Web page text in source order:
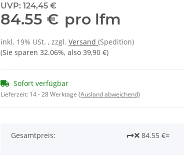
UVP: 124,45 €
84.55 € pro lfm
inkl. 19% USt. , zzgl. Versand (Spedition)
(Sie sparen 32.06%, also 39,90 €)
Sofort verfügbar
Lieferzeit: 14 - 28 Werktage (Ausland abweichend)
Gesamtpreis: 84.55 €=